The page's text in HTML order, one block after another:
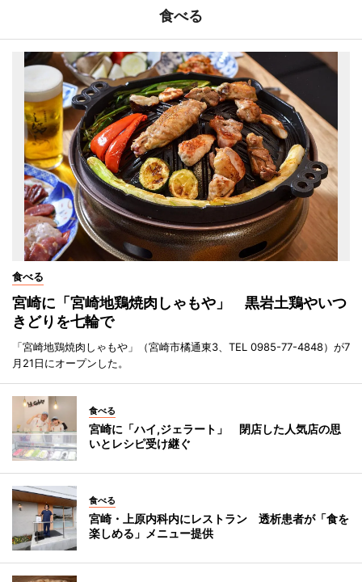
食べる
食べる
宮崎に「宮崎地鶏焼肉しゃもや」 黒岩土鶏やいつ
きどりを七輪で
「宮崎地鶏焼肉しゃもや」（宮崎市橘通東3、TEL 0985-77-4848）が7
月21日にオープンした。
食べる
宮崎に「ハイ,ジェラート」 閉店した人気店の思
いとレシピ受け継ぐ
食べる
宮崎・上原内科内にレストラン 透析患者が「食を
楽しめる」メニュー提供